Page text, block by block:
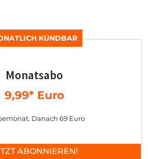
KÜNDBAR
Monatsabo
9,99* Euro
Danach 69 Euro
ABONNIEREN!